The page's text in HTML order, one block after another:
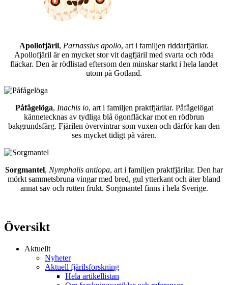
Apollofjäril, Parnassius apollo, art i familjen riddarfjärilar.
Apollofjäril är en mycket stor vit dagfjäril med svarta och röda
fläckar. Den är rödlistad eftersom den minskar starkt i hela landet
utom på Gotland.
Påfågelöga, Inachis io, art i familjen praktfjärilar. Påfågelögat
kännetecknas av tydliga blå ögonfläckar mot en rödbrun
bakgrundsfärg. Fjärilen övervintrar som vuxen och därför kan den
ses mycket tidigt på våren.
Sorgmantel, Nymphalis antiopa, art i familjen praktfjärilar. Den har
mörkt sammetsbruna vingar med bred, gul ytterkant och äter bland
annat sav och rutten frukt. Sorgmantel finns i hela Sverige.
Översikt
Aktuellt
Nyheter
Aktuell fjärilsforskning
Hela artikellistan